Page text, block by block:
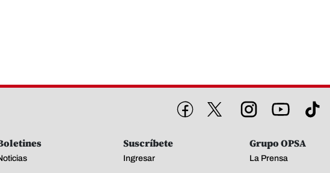
Suscríbete
Ingresar
Grupo OPSA
La Prensa